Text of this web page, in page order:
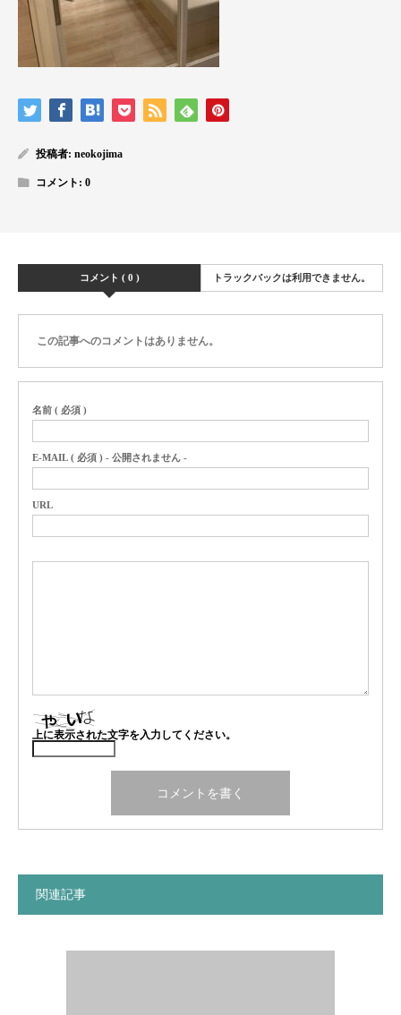
投稿者: neokojima
コメント: 0
コメント ( 0 ) トラックバックは利用できません。
この記事へのコメントはありません。
名前 ( 必須 )
E-MAIL ( 必須 ) - 公開されません -
URL
上に表示された文字を入力してください。
関連記事